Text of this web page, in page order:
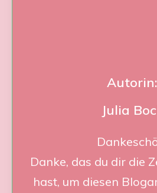
Autorin:
Julia
Danke, das du dir die
hast, um diesen